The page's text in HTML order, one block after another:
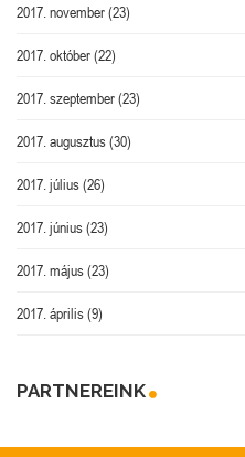
2017. november(23)
2017. október(22)
2017. szeptember(23)
2017. augusztus(30)
2017. július(26)
2017. június(23)
2017. május(23)
2017. április(9)
PARTNEREINK